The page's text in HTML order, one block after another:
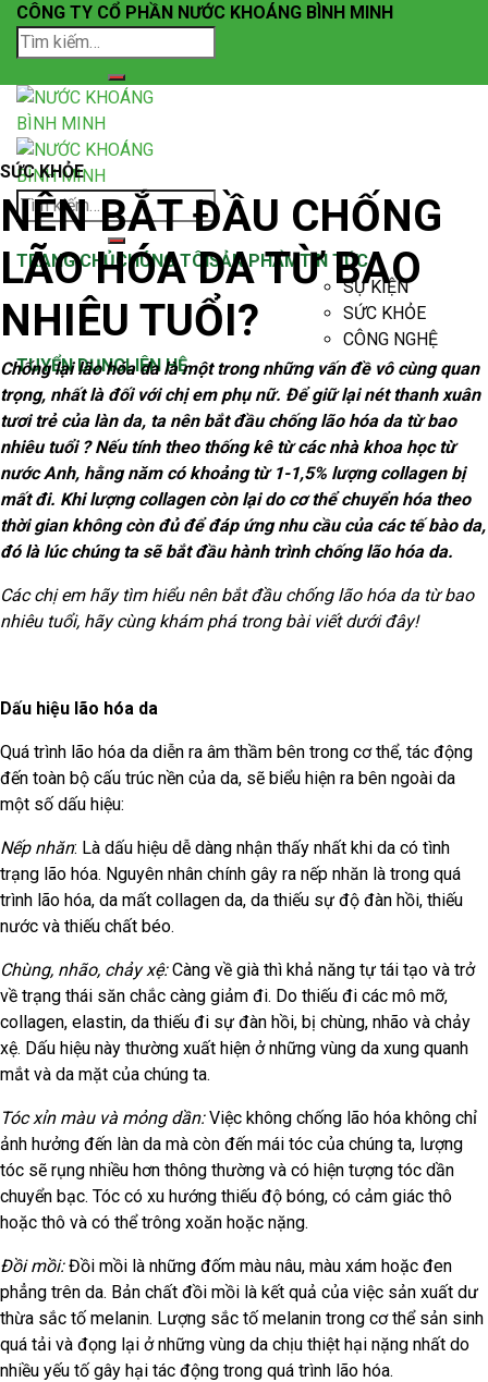
Skip
content
CÔNG TY CỔ PHẦN NƯỚC KHOÁNG BÌNH MINH
Tìm
kiếm:
Tìm
kiếm:
TRANG CHỦCHÚNG TÔISẢN PHẨM TIN TỨC
SỰ KIỆN
SỨC KHỎE
CÔNG NGHỆ
TUYỂN DỤNGLIÊN HỆ
SỨC KHỎE
NÊN BẮT ĐẦU CHỐNG
LÃO HÓA DA TỪ BAO
NHIÊU TUỔI?
Chống lại lão hóa da là một trong những vấn đề vô cùng quan
trọng, nhất là đối với chị em phụ nữ. Để giữ lại nét thanh xuân
tươi trẻ của làn da, ta nên bắt đầu chống lão hóa da từ bao
nhiêu tuổi ? Nếu tính theo thống kê từ các nhà khoa học từ
nước Anh, hằng năm có khoảng từ 1-1,5% lượng collagen bị
mất đi. Khi lượng collagen còn lại do cơ thể chuyển hóa theo
thời gian không còn đủ để đáp ứng nhu cầu của các tế bào da,
đó là lúc chúng ta sẽ bắt đầu hành trình chống lão hóa da.
Các chị em hãy tìm hiểu nên bắt đầu chống lão hóa da từ bao
nhiêu tuổi, hãy cùng khám phá trong bài viết dưới đây!
Dấu hiệu lão hóa da
Quá trình lão hóa da diễn ra âm thầm bên trong cơ thể, tác động
đến toàn bộ cấu trúc nền của da, sẽ biểu hiện ra bên ngoài da
một số dấu hiệu:
Nếp nhăn: Là dấu hiệu dễ dàng nhận thấy nhất khi da có tình
trạng lão hóa. Nguyên nhân chính gây ra nếp nhăn là trong quá
trình lão hóa, da mất collagen da, da thiếu sự độ đàn hồi, thiếu
nước và thiếu chất béo.
Chùng, nhão, chảy xệ:Càng về già thì khả năng tự tái tạo và trở
về trạng thái săn chắc càng giảm đi. Do thiếu đi các mô mỡ,
collagen, elastin, da thiếu đi sự đàn hồi, bị chùng, nhão và chảy
xệ. Dấu hiệu này thường xuất hiện ở những vùng da xung quanh
mắt và da mặt của chúng ta.
Tóc xỉn màu và mỏng dần:Việc không chống lão hóa không chỉ
ảnh hưởng đến làn da mà còn đến mái tóc của chúng ta, lượng
tóc sẽ rụng nhiều hơn thông thường và có hiện tượng tóc dần
chuyển bạc. Tóc có xu hướng thiếu độ bóng, có cảm giác thô
hoặc thô và có thể trông xoăn hoặc nặng.
Đồi mồi:Đồi mồi là những đốm màu nâu, màu xám hoặc đen
phẳng trên da. Bản chất đồi mồi là kết quả của việc sản xuất dư
thừa sắc tố melanin. Lượng sắc tố melanin trong cơ thể sản sinh
quá tải và đọng lại ở những vùng da chịu thiệt hại nặng nhất do
nhiều yếu tố gây hại tác động trong quá trình lão hóa.